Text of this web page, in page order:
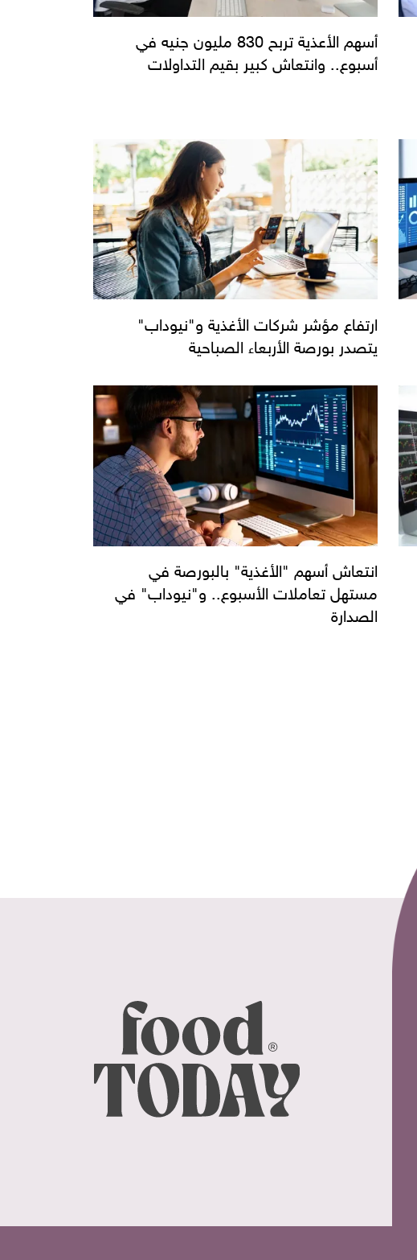
أسهم الأعذية تربح 830 مليون جنيه في
أسبوع.. وانتعاش كبير بقيم التداولات
ارتفاع مؤشر شركات الأغذية و"نيوداب"
يتصدر بورصة الأربعاء الصباحية
انتعاش أسهم "الأغذية" بالبورصة في
مستهل تعاملات الأسبوع.. و"نيوداب" في
الصدارة